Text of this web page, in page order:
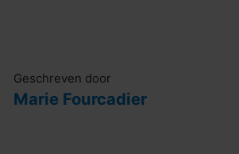
Geschreven door
Marie Fourcadier